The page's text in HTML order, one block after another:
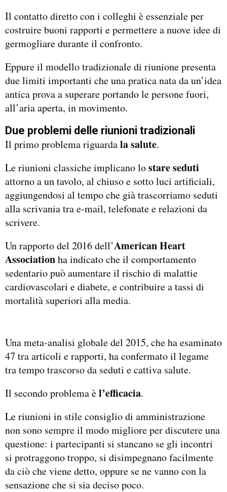
Il contatto diretto con i colleghi è essenziale per
costruire buoni rapporti e permettere a nuove idee di
germogliare durante il confronto.
Eppure il modello tradizionale di riunione presenta
due limiti importanti che una pratica nata da un’idea
antica prova a superare portando le persone fuori,
all’aria aperta, in movimento.
Due problemi delle riunioni tradizionali
Il primo problema riguardala salute.
Le riunioni classiche implicano lostare seduti
attorno a un tavolo, al chiuso e sotto luci artificiali,
aggiungendosi al tempo che già trascorriamo seduti
alla scrivania tra e-mail, telefonate e relazioni da
scrivere.
Un rapporto del 2016 dell’American Heart
Associationha indicato che il comportamento
sedentario può aumentare il rischio di malattie
cardiovascolari e diabete, e contribuire a tassi di
mortalità superiori alla media.
Una meta-analisi globale del 2015, che ha esaminato
47 tra articoli e rapporti, ha confermato il legame
tra tempo trascorso da seduti e cattiva salute.
Il secondo problema èl’efficacia.
Le riunioni in stile consiglio di amministrazione
non sono sempre il modo migliore per discutere una
questione: i partecipanti si stancano se gli incontri
si protraggono troppo, si disimpegnano facilmente
da ciò che viene detto, oppure se ne vanno con la
sensazione che si sia deciso poco.